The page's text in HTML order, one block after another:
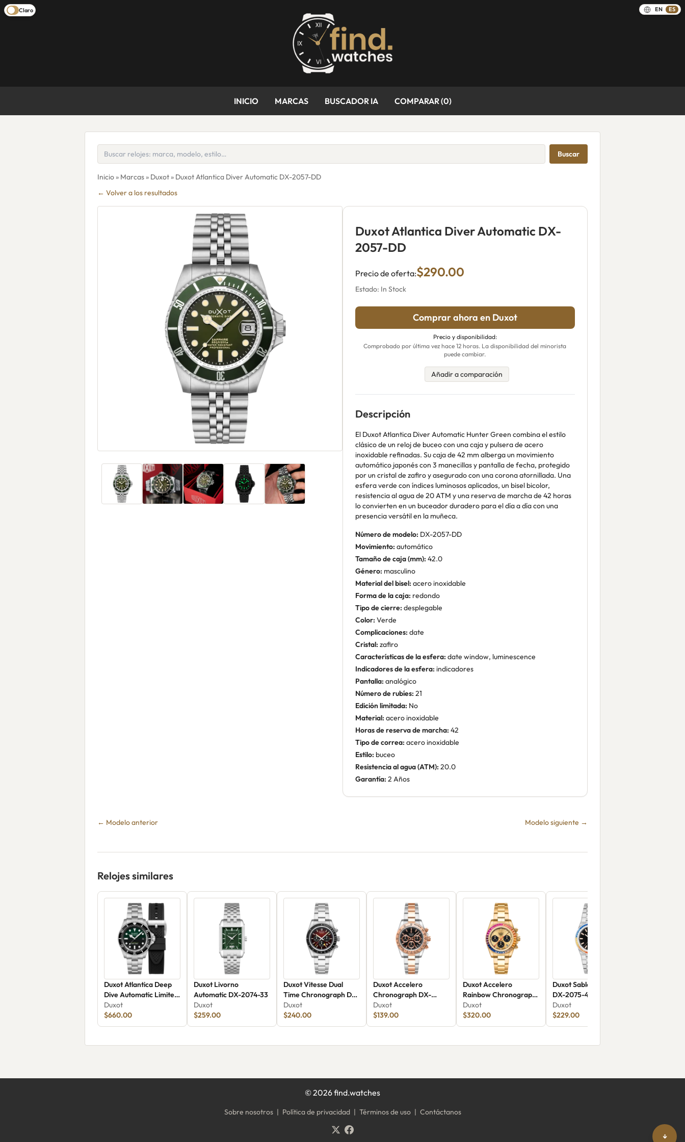
Claro EN ES
INICIO MARCAS BUSCADOR IA COMPARAR (0)
Buscar
Inicio» Marcas» Duxot» Duxot Atlantica Diver Automatic DX-2057-DD
← Volver a los resultados
Duxot Atlantica Diver Automatic DX-
2057-DD
Precio de oferta:$290.00
Estado: In Stock
Comprar ahora en Duxot
Precio y disponibilidad:
Comprobado por última vez hace 12 horas. La disponibilidad del minorista
puede cambiar.
Añadir a comparación
Descripción
El Duxot Atlantica Diver Automatic Hunter Green combina el estilo
clásico de un reloj de buceo con una caja y pulsera de acero
inoxidable refinadas. Su caja de 42 mm alberga un movimiento
automático japonés con 3 manecillas y pantalla de fecha, protegido
por un cristal de zafiro y asegurado con una corona atornillada. Una
esfera verde con índices luminosos aplicados, un bisel bicolor,
resistencia al agua de 20 ATM y una reserva de marcha de 42 horas
lo convierten en un buceador duradero para el día a día con una
presencia versátil en la muñeca.
Número de modelo: DX-2057-DD
Movimiento: automático
Tamaño de caja (mm): 42.0
Género: masculino
Material del bisel: acero inoxidable
Forma de la caja: redondo
Tipo de cierre: desplegable
Color: Verde
Complicaciones: date
Cristal: zafiro
Características de la esfera: date window, luminescence
Indicadores de la esfera: indicadores
Pantalla: analógico
Número de rubíes: 21
Edición limitada: No
Material: acero inoxidable
Horas de reserva de marcha: 42
Tipo de correa: acero inoxidable
Estilo: buceo
Resistencia al agua (ATM): 20.0
Garantía: 2 Años
← Modelo anterior Modelo siguiente →
Relojes similares
Duxot Atlantica Deep
Dive Automatic Limited
Edition DX-2066-22
Duxot
$660.00
Duxot Livorno
Automatic DX-2074-33
Duxot
$259.00
Duxot Vitesse Dual
Time Chronograph DX-
2072-33
Duxot
$240.00
Duxot Accelero
Chronograph DX-
2065-66
Duxot
$139.00
Duxot Accelero
Rainbow Chronograph
DX-2064-44
Duxot
$320.00
Duxot Sable Rainbow
DX-2075-44
Duxot
$229.00
©2026find.watches
Sobre nosotros | Política de privacidad | Términos de uso | Contáctanos
↓